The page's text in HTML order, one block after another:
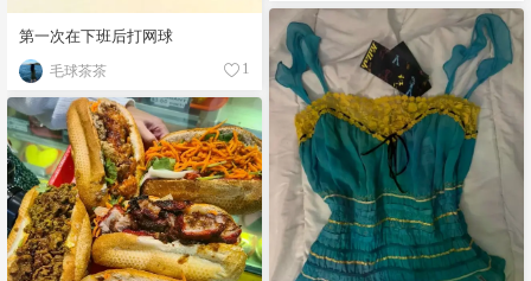
第一次在下班后打网球
毛球茶茶 1